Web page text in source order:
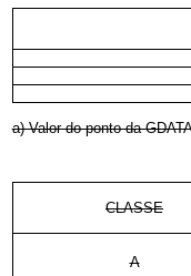
a) Valor do ponto da
CLASSE
A